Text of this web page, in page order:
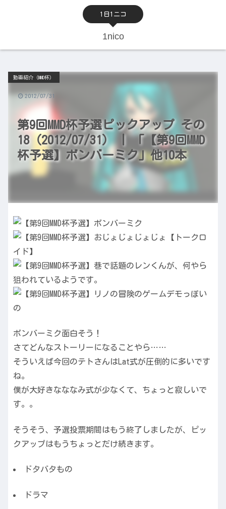
1日1ニコ
1nico
第9回MMD杯予選ピックアップ その
18（2012/07/31） | 「【第9回MMD
杯予選】ボンバーミク」他10本
動画紹介（MMD杯）
2012/07/31
ボンバーミク面白そう！
さてどんなストーリーになることやら……
そういえば今回のテトさんはLat式が圧倒的に多いです
ね。
僕が大好きなななみ式が少なくて、ちょっと寂しいで
す。。
そうそう、予選投票期間はもう終了しましたが、ピッ
クアップはもうちょっとだけ続きます。
ドタバタもの
ドラマ